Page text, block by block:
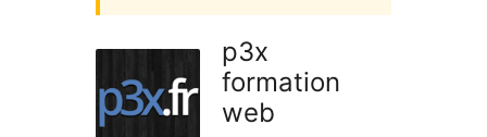
p3x
formation
web